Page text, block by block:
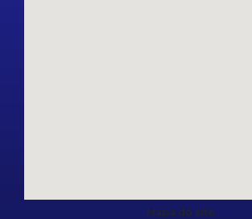
Mapa do site